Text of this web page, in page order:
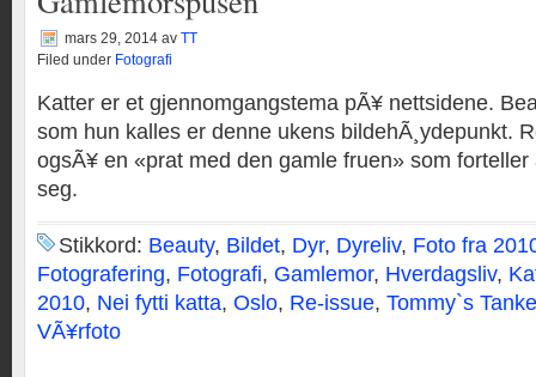
mars 29, 2014 av TT
Filed under Fotografi
Katter er et gjennomgangstema pÃ¥ nettsidene.
som hun kalles er denne ukens bildehÃ¸ydepunkt.
ogsÃ¥ en «prat med den gamle fruen» som
seg.
Stikkord: Beauty, Bildet, Dyr, Dyreliv, Foto fra
Fotografering, Fotografi, Gamlemor, Hverdagsliv,
2010, Nei fytti katta, Oslo, Re-issue, Tommy`s
VÃ¥rfoto